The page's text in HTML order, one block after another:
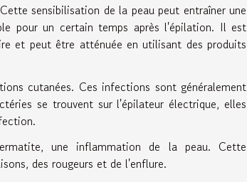
sensibilisation de la peau peut entraîner une
pour un certain temps après l'épilation. Il est
et peut être atténuée en utilisant des produits
cutanées. Ces infections sont généralement
se trouvent sur l'épilateur électrique, elles
une inflammation de la peau. Cette
des rougeurs et de l'enflure.